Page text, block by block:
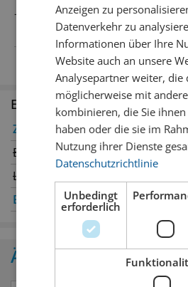
–
China
Erhältlich in den Filialen
Zürich
✔
Bern
Luzern
Basel
Ähnliche Produkte
Anzeigen zu
Datenverkehr zu
Informationen über Ihre
Website auch an unsere
Analysepartner weiter, die
möglicherweise mit
kombinieren, die Sie
haben oder die sie im
Nutzung ihrer Dienste
Datenschutzrichtlinie
Unbedingt
erforderlich